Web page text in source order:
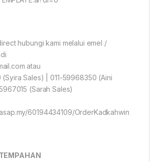
hubungi kami melalui emel /
atau
(Syira Sales) | 011-59968350 (Aini
(Sarah Sales)
60194434109/OrderKadkahwin